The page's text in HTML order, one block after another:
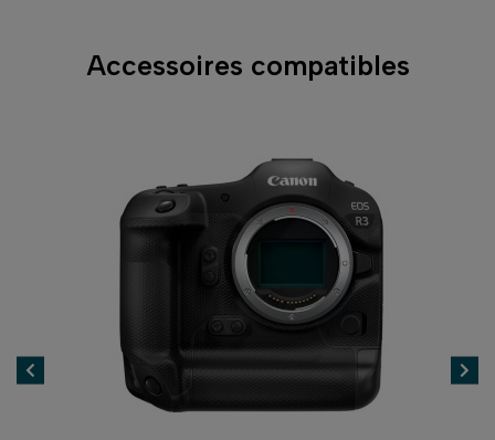
Accessoires compatibles